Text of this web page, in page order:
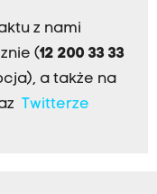
z nami
(12 200 33 33
a także na
Twitterze